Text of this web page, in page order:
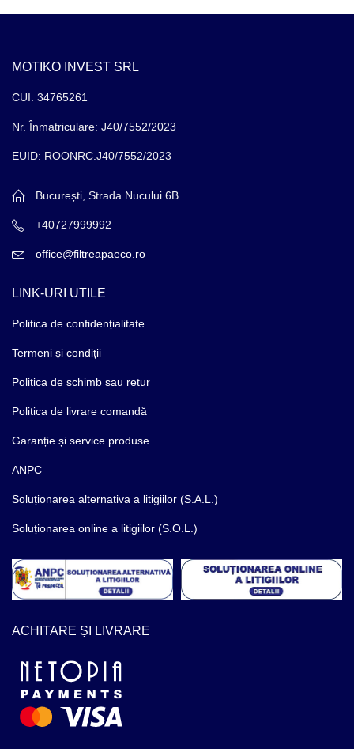
MOTIKO INVEST SRL
CUI: 34765261
Nr. Înmatriculare: J40/7552/2023
EUID: ROONRC.J40/7552/2023
București, Strada Nucului 6B
+40727999992
office@filtreapaeco.ro
LINK-URI UTILE
Politica de confidențialitate
Termeni și condiții
Politica de schimb sau retur
Politica de livrare comandă
Garanție și service produse
ANPC
Soluționarea alternativa a litigiilor (S.A.L.)
Soluționarea online a litigiilor (S.O.L.)
ACHITARE ȘI LIVRARE